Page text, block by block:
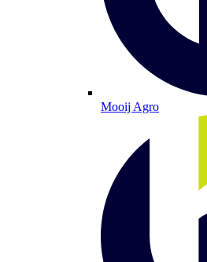
Mooij Agro